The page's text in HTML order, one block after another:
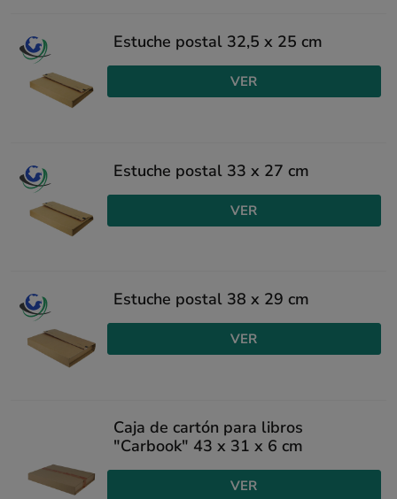
Estuche postal 32,5 x 25 cm
VER
Estuche postal 33 x 27 cm
VER
Estuche postal 38 x 29 cm
VER
Caja de cartón para libros
"Carbook" 43 x 31 x 6 cm
VER